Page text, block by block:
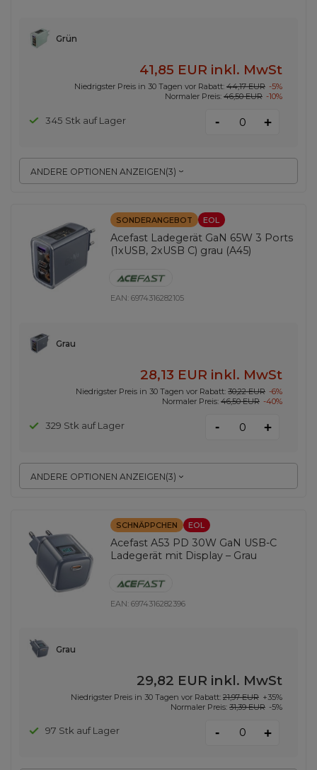
ANDERE OPTIONEN ANZEIGEN(3)
Grün
41,85 EUR inkl. MwSt
Niedrigster Preis in 30 Tagen vor Rabatt: 44,17 EUR -5%
Normaler Preis: 46,50 EUR -10%
345 Stk auf Lager - +
SONDERANGEBOT EOL
Acefast Ladegerät GaN 65W 3 Ports
(1xUSB, 2xUSB C) grau (A45)
EAN:6974316282105
ANDERE OPTIONEN ANZEIGEN(3)
Grau
28,13 EUR inkl. MwSt
Niedrigster Preis in 30 Tagen vor Rabatt: 30,22 EUR -6%
Normaler Preis: 46,50 EUR -40%
329 Stk auf Lager - +
SCHNÄPPCHEN EOL
Acefast A53 PD 30W GaN USB-C
Ladegerät mit Display – Grau
EAN:6974316282396
Grau
29,82 EUR inkl. MwSt
Niedrigster Preis in 30 Tagen vor Rabatt: 21,97 EUR +35%
Normaler Preis: 31,39 EUR -5%
97 Stk auf Lager - +